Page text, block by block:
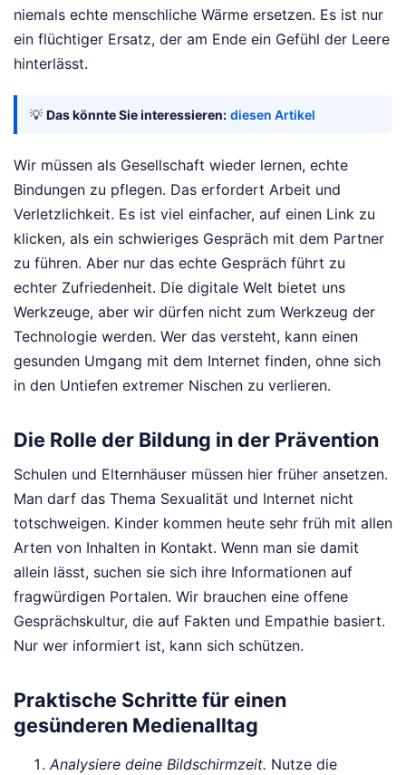
niemals echte menschliche Wärme ersetzen. Es ist nur
ein flüchtiger Ersatz, der am Ende ein Gefühl der Leere
hinterlässt.
💡 Das könnte Sie interessieren: diesen Artikel
Wir müssen als Gesellschaft wieder lernen, echte
Bindungen zu pflegen. Das erfordert Arbeit und
Verletzlichkeit. Es ist viel einfacher, auf einen Link zu
klicken, als ein schwieriges Gespräch mit dem Partner
zu führen. Aber nur das echte Gespräch führt zu
echter Zufriedenheit. Die digitale Welt bietet uns
Werkzeuge, aber wir dürfen nicht zum Werkzeug der
Technologie werden. Wer das versteht, kann einen
gesunden Umgang mit dem Internet finden, ohne sich
in den Untiefen extremer Nischen zu verlieren.
Die Rolle der Bildung in der Prävention
Schulen und Elternhäuser müssen hier früher ansetzen.
Man darf das Thema Sexualität und Internet nicht
totschweigen. Kinder kommen heute sehr früh mit allen
Arten von Inhalten in Kontakt. Wenn man sie damit
allein lässt, suchen sie sich ihre Informationen auf
fragwürdigen Portalen. Wir brauchen eine offene
Gesprächskultur, die auf Fakten und Empathie basiert.
Nur wer informiert ist, kann sich schützen.
Praktische Schritte für einen
gesünderen Medienalltag
Analysiere deine Bildschirmzeit. Nutze die